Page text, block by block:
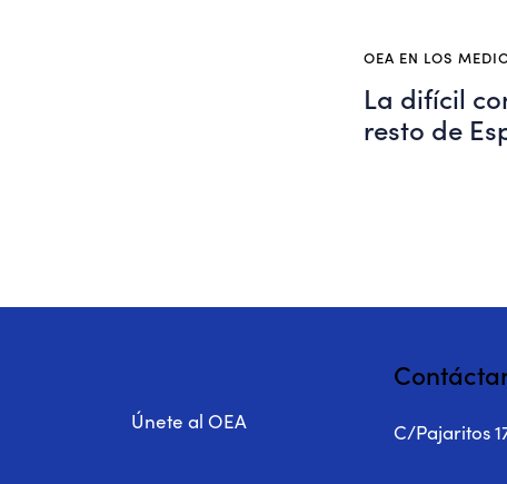
OEA EN LOS
La difícil
resto de
Únete al OEA C/Pajaritos